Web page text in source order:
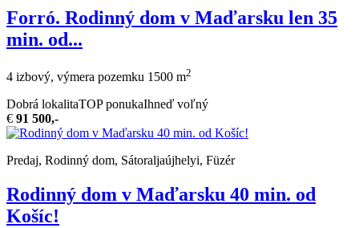
Forró. Rodinný dom v Maďarsku len 35
min. od...
4 izbový, výmera pozemku 1500 m2
Dobrá lokalitaTOP ponukaIhneď voľný
€ 91 500,-
Predaj, Rodinný dom, Sátoraljaújhelyi, Füzér
Rodinný dom v Maďarsku 40 min. od
Košíc!